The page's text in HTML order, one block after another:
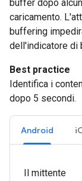
buffer dopo
caricamento.
buffering
dell'indicatore di
Best practice
Identifica i
dopo 5 secondi.
Android
Il mittente